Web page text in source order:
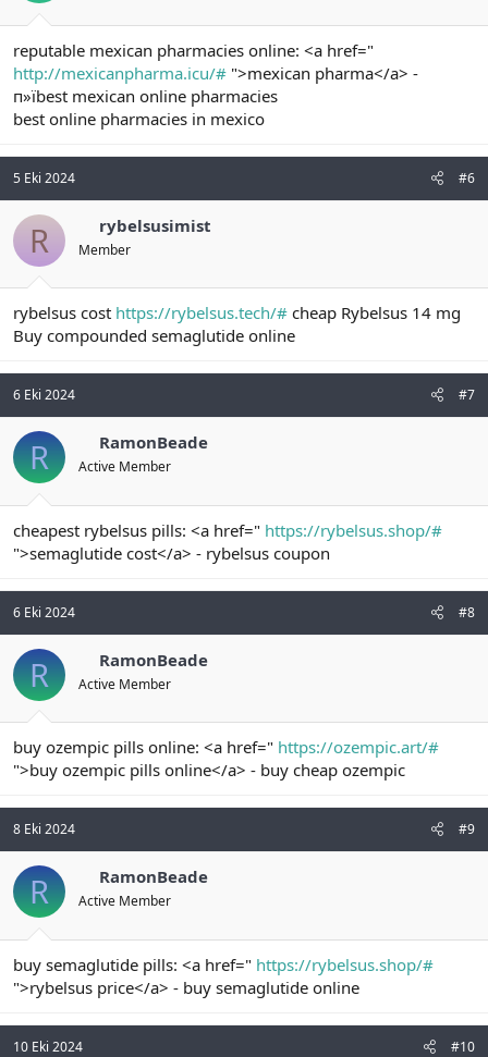
reputable mexican pharmacies online: <a href="
http://mexicanpharma.icu/# ">mexican pharma</a> -
п»їbest mexican online pharmacies
best online pharmacies in mexico
5 Eki 2024 #6
R rybelsusimist
Member
rybelsus cost https://rybelsus.tech/# cheap Rybelsus 14 mg
Buy compounded semaglutide online
6 Eki 2024 #7
R RamonBeade
Active Member
cheapest rybelsus pills: <a href=" https://rybelsus.shop/#
">semaglutide cost</a> - rybelsus coupon
6 Eki 2024 #8
R RamonBeade
Active Member
buy ozempic pills online: <a href=" https://ozempic.art/#
">buy ozempic pills online</a> - buy cheap ozempic
8 Eki 2024 #9
R RamonBeade
Active Member
buy semaglutide pills: <a href=" https://rybelsus.shop/#
">rybelsus price</a> - buy semaglutide online
10 Eki 2024 #10